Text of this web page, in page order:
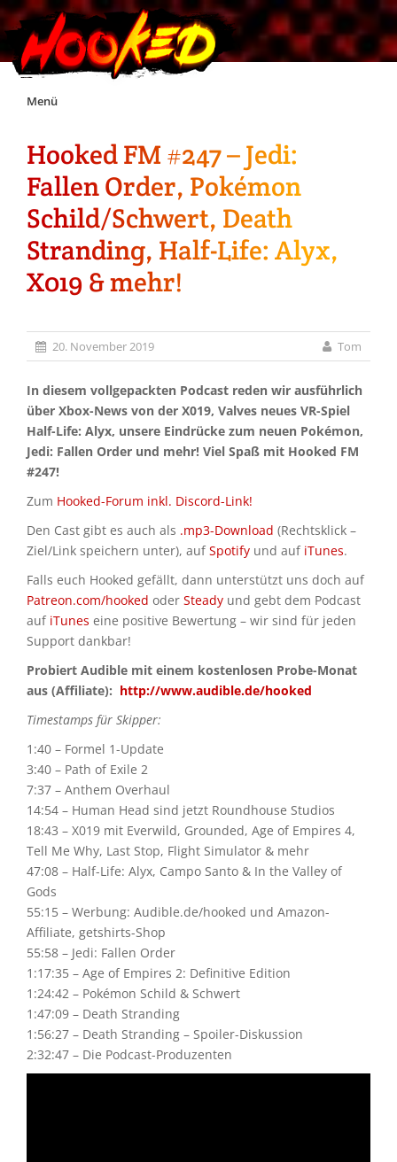
Skip
Menü
Unterstützt Hooked!
Exklusiv für Supporter*innen
Impressum
Discord
Hooked FM #247 – Jedi:
Fallen Order, Pokémon
Schild/Schwert, Death
Stranding, Half-Life: Alyx,
X019 & mehr!
20. November 2019 Tom
In diesem vollgepackten Podcast reden wir ausführlich
über Xbox-News von der X019, Valves neues VR-Spiel
Half-Life: Alyx, unsere Eindrücke zum neuen Pokémon,
Jedi: Fallen Order und mehr! Viel Spaß mit Hooked FM
#247!
Zum Hooked-Forum inkl. Discord-Link!
Den Cast gibt es auch als .mp3-Download (Rechtsklick –
Ziel/Link speichern unter), aufSpotify und auf iTunes.
Falls euch Hooked gefällt, dann unterstützt uns doch auf
Patreon.com/hooked oder Steady und gebt dem Podcast
auf iTunes eine positive Bewertung – wir sind für jeden
Support dankbar!
Probiert Audible mit einem kostenlosen Probe-Monat
aus (Affiliate): http://www.audible.de/hooked
Timestamps für Skipper:
1:40 – Formel 1-Update
3:40 – Path of Exile 2
7:37 – Anthem Overhaul
14:54 – Human Head sind jetzt Roundhouse Studios
18:43 – X019 mit Everwild, Grounded, Age of Empires 4,
Tell Me Why, Last Stop, Flight Simulator & mehr
47:08 – Half-Life: Alyx, Campo Santo & In the Valley of
Gods
55:15 – Werbung: Audible.de/hooked und Amazon-
Affiliate, getshirts-Shop
55:58 – Jedi: Fallen Order
1:17:35 – Age of Empires 2: Definitive Edition
1:24:42 – Pokémon Schild & Schwert
1:47:09 – Death Stranding
1:56:27 – Death Stranding – Spoiler-Diskussion
2:32:47 – Die Podcast-Produzenten